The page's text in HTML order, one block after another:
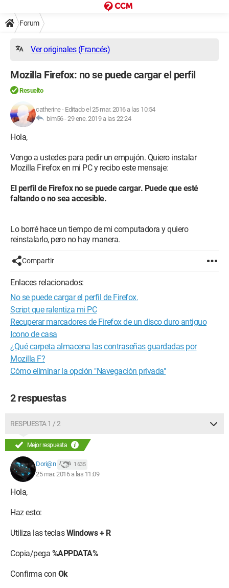
Forum
Ver originales (Francés)
Mozilla Firefox: no se puede cargar el perfil
Resuelto
catherine- Editado el 25 mar. 2016 a las 10:54
bim56 -29 ene. 2019 a las 22:24
Hola,
Vengo a ustedes para pedir un empujón. Quiero instalar
Mozilla Firefox en mi PC y recibo este mensaje:
El perfil de Firefox no se puede cargar. Puede que esté
faltando o no sea accesible.
Lo borré hace un tiempo de mi computadora y quiero
reinstalarlo, pero no hay manera.
Compartir
Enlaces relacionados:
No se puede cargar el perfil de Firefox.
Script que ralentiza mi PC
Recuperar marcadores de Firefox de un disco duro antiguo
Icono de casa
¿Qué carpeta almacena las contraseñas guardadas por
Mozilla F?
Cómo eliminar la opción "Navegación privada"
2 respuestas
RESPUESTA 1 / 2
Mejor respuesta
Dori@n 1 635
25 mar. 2016 a las 11:09
Hola,
Haz esto:
Utiliza las teclasWindows + R
Copia/pega %APPDATA%
Confirma con Ok